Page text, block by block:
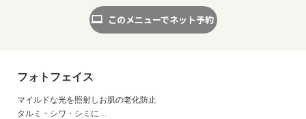
このメニューでネット予約
フォトフェイス
マイルドな光を照射しお肌の老化防止
タルミ・シワ・シミに…